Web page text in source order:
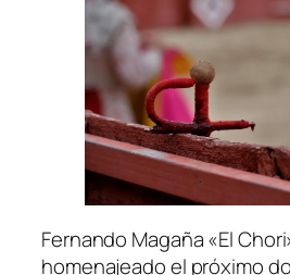
Fernando Magaña «El
homenajeado el próximo